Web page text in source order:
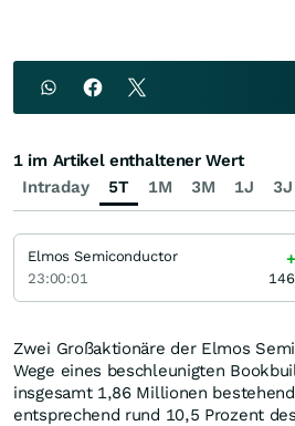
Zwei Großaktionäre der Elmos
Wege eines beschleunigten
insgesamt 1,86 Millionen
entsprechend rund 10,5 Prozent
Intraday 5T 1M 3M 1J 3J
1 im Artikel enthaltener Wert
Elmos Semiconductor
23:00:01